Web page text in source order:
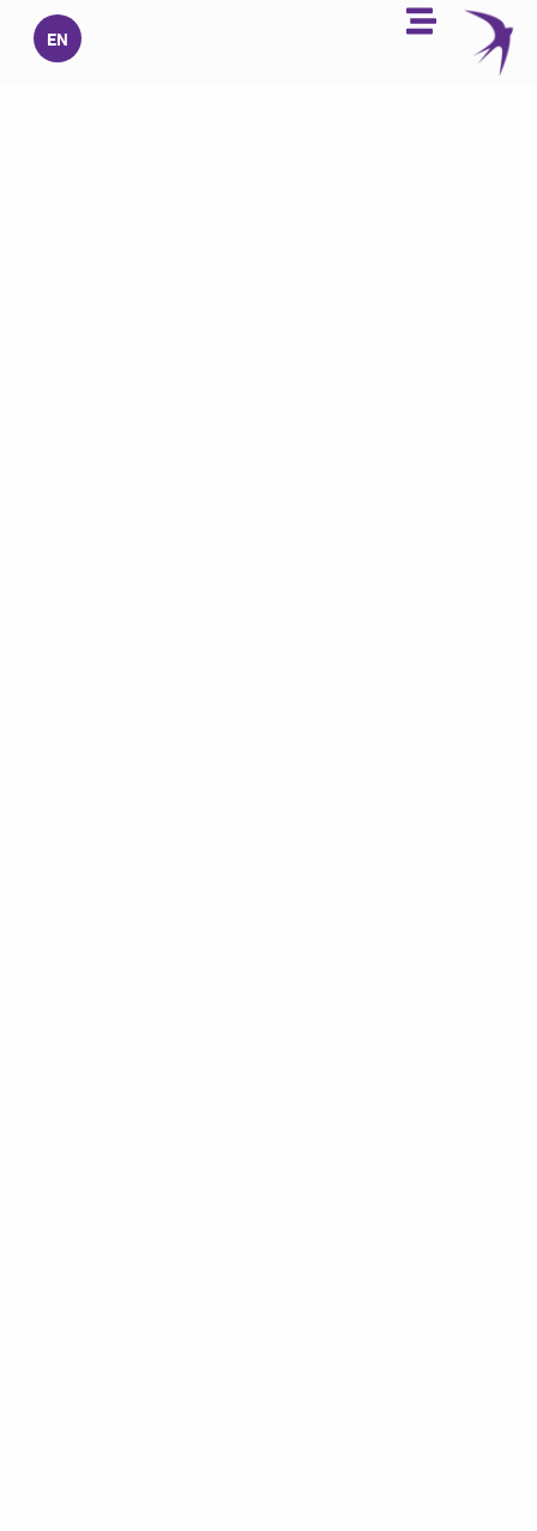
تخطي
المحتوى
EN